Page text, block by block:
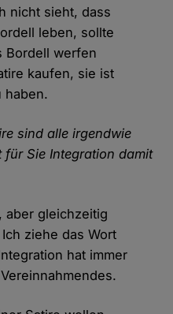
nicht sieht, dass
leben, sollte
Bordell werfen
kaufen, sie ist
haben.
sind alle irgendwie
für Sie Integration damit
aber gleichzeitig
ziehe das Wort
hat immer